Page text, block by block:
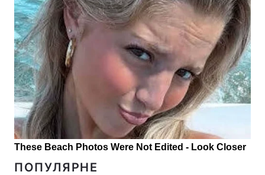
ПОПУЛЯРНЕ